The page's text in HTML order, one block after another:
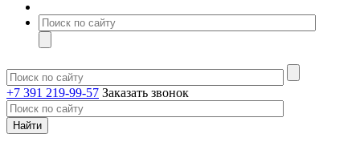
+7 391 219-99-57 Заказать звонок